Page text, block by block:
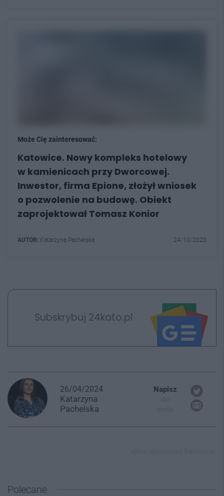
Może Cię zainteresować:
Katowice. Nowy kompleks hotelowy
w kamienicach przy Dworcowej.
Inwestor, firma Epione, złożył wniosek
o pozwolenie na budowę. Obiekt
zaprojektował Tomasz Konior
AUTOR: Katarzyna Pachelska 24/10/2023
Subskrybuj 24kato.pl
26/04/2024
Katarzyna
Pachelska
Napisz
Polecane